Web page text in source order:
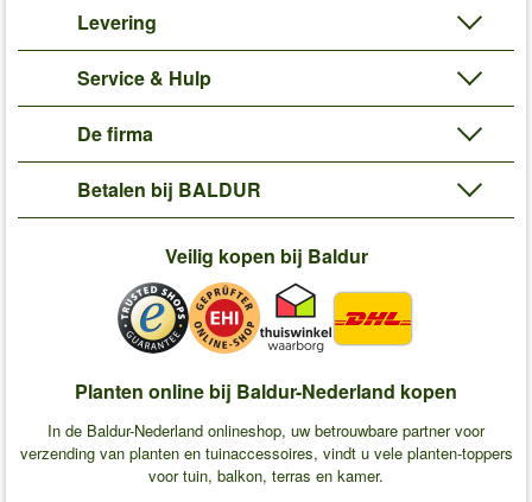
Levering
Service & Hulp
De firma
Betalen bij BALDUR
Veilig kopen bij Baldur
Planten online bij Baldur-Nederland kopen
In de Baldur-Nederland onlineshop, uw betrouwbare partner voor
verzending van planten en tuinaccessoires, vindt u vele planten-toppers
voor tuin, balkon, terras en kamer.